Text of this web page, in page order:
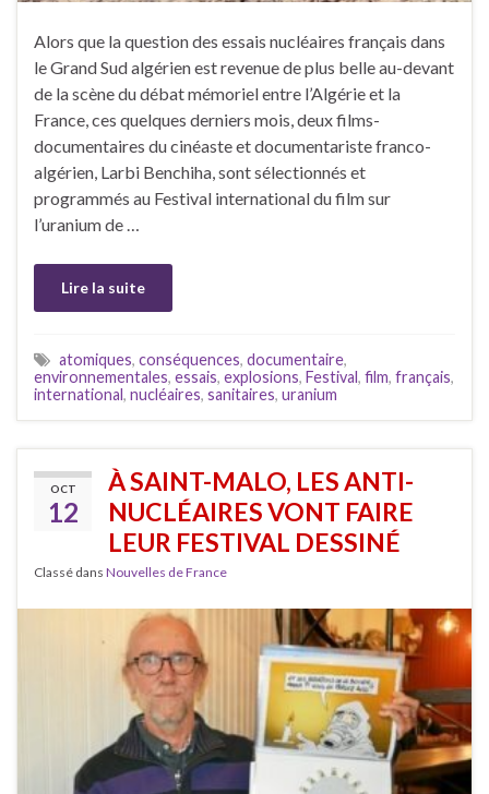
Alors que la question des essais nucléaires français dans
le Grand Sud algérien est revenue de plus belle au-devant
de la scène du débat mémoriel entre l’Algérie et la
France, ces quelques derniers mois, deux films-
documentaires du cinéaste et documentariste franco-
algérien, Larbi Benchiha, sont sélectionnés et
programmés au Festival international du film sur
l’uranium de …
Lire la suite
atomiques, conséquences, documentaire,
environnementales, essais, explosions, Festival, film, français,
international, nucléaires, sanitaires, uranium
OCT
12
À SAINT-MALO, LES ANTI-
NUCLÉAIRES VONT FAIRE
LEUR FESTIVAL DESSINÉ
Classé dans Nouvelles de France